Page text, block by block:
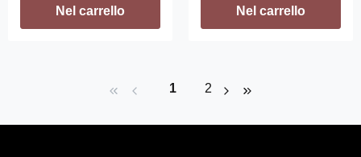
Nel carrello Nel carrello
Pagina
1 Pagina
2